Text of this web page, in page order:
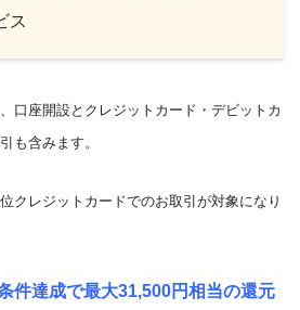
ス
口座開設とクレジットカード・デビットカ
も含みます。
クレジットカードでのお取引が対象になり
件達成で最大31,500円相当の還元